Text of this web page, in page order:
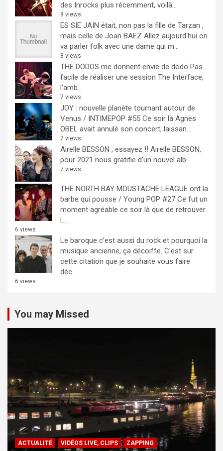
des Inrocks plus récemment, voilà...
8 views
ES SIE JAIN était, non pas la fille de Tarzan ,
mais celle de Joan BAEZ Allez aujourd'hui on
va parler folk avec une dame qui m...
8 views
THE DODOS me donnent envie de dodo Pas
facile de réaliser une session The Interface,
l'amb...
7 views
JOY : nouvelle planète tournant autour de
Venus / INTIMEPOP #55 Ce soir là Agnès
OBEL avait annulé son concert, laissan...
7 views
Airelle BESSON , essayez !! Airelle BESSON,
pour 2021 nous gratifie d'un nouvel alb...
7 views
THE NORTH BAY MOUSTACHE LEAGUE ont la
barbe qui pousse / Young POP #27 Ce fut un
moment agréable ce soir là que de retrouver
l...
6 views
Le baroque c’est aussi du rock et pourquoi la
musique ancienne, ça décoiffe. C'est sur
cette citation que je souhaite vous faire
déc...
6 views
You may Missed
ACTUALITÉ VIDÉOS LIVE, CLIPS ZAPPING